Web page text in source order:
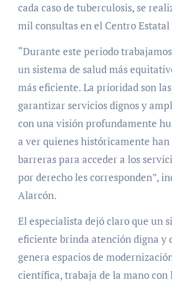
cada caso de tuberculosis, se
mil consultas en el Centro
“Durante este periodo
un sistema de salud más
más eficiente. La prioridad son
garantizar servicios dignos y
con una visión profundamente
a ver quienes históricamente
barreras para acceder a los
por derecho les corresponden”,
Alarcón.
El especialista dejó claro que un
eficiente brinda atención digna y
genera espacios de
científica, trabaja de la mano con